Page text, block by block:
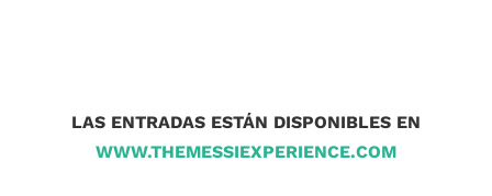
LAS ENTRADAS ESTÁN DISPONIBLES EN
WWW.THEMESSIEXPERIENCE.COM